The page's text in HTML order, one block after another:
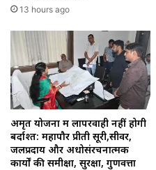
13 hours ago
अमृत योजना में लापरवाही नहीं होगी
बर्दाश्त: महापौर प्रीती सूरी,सीवर,
जलप्रदाय और अधोसंरचनात्मक
कार्यों की समीक्षा, सुरक्षा, गुणवत्ता